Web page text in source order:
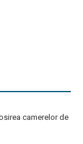
camerelor de